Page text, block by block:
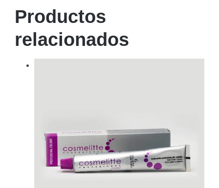
Productos
relacionados